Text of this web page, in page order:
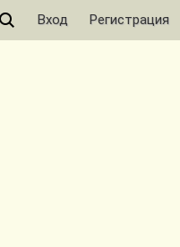
Вход Регистрация